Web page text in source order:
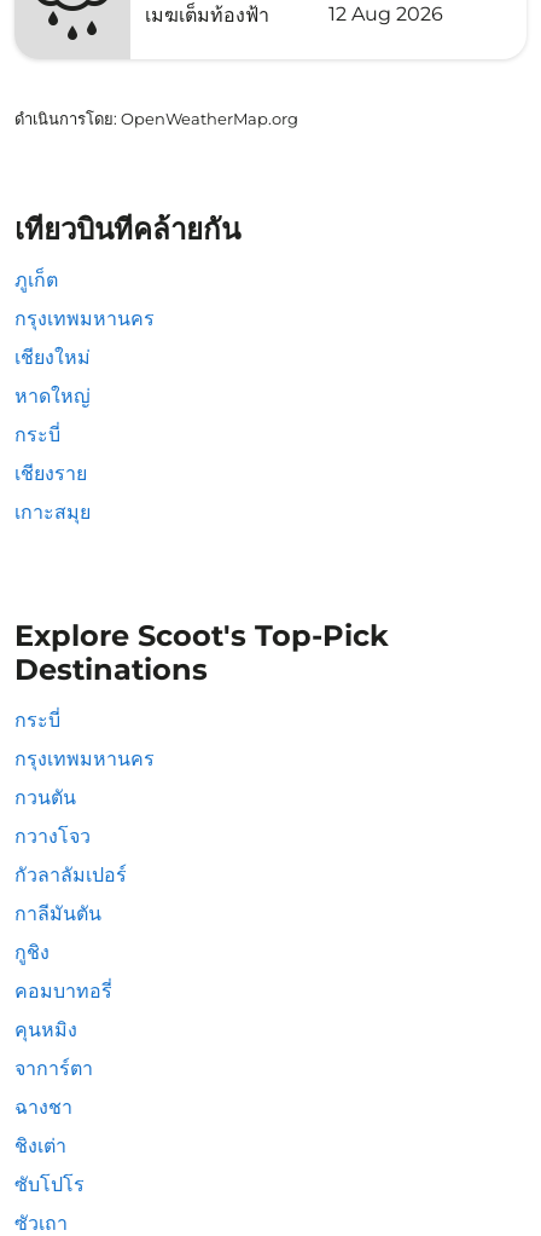
เมฆเต็มท้องฟ้า
12 Aug 2026
ดำเนินการโดย: OpenWeatherMap.org
เที่ยวบินที่คล้ายกัน
ภูเก็ต
กรุงเทพมหานคร
เชียงใหม่
หาดใหญ่
กระบี่
เชียงราย
เกาะสมุย
Explore Scoot's Top-Pick
Destinations
กระบี่
กรุงเทพมหานคร
กวนตัน
กวางโจว
กัวลาลัมเปอร์
กาลีมันตัน
กูชิง
คอมบาทอรี่
คุนหมิง
จาการ์ตา
ฉางชา
ชิงเต่า
ซับโปโร
ซัวเถา